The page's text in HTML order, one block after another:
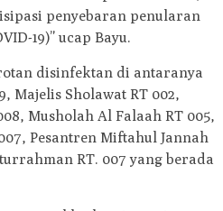
penyebaran penularan
19)” ucap Bayu.
disinfektan di antaranya
Majelis Sholawat RT 002,
Musholah Al Falaah RT 005,
Pesantren Miftahul Jannah
RT. 007 yang berada